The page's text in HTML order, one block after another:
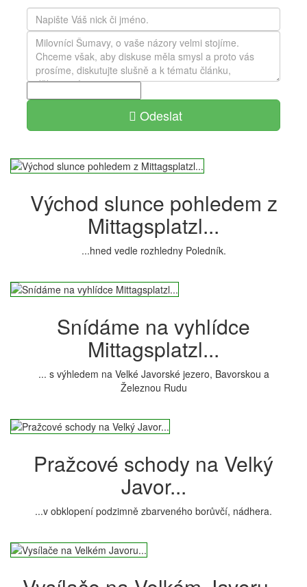
Odeslat
Východ slunce pohledem z
Mittagsplatzl...
...hned vedle rozhledny Poledník.
Snídáme na vyhlídce
Mittagsplatzl...
... s výhledem na Velké Javorské jezero, Bavorskou a
Železnou Rudu
Pražcové schody na Velký
Javor...
...v obklopení podzimně zbarveného borůvčí, nádhera.